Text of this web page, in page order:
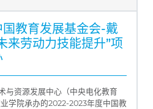
教育发展基金会-戴
来劳动力技能提升”项
与资源发展中心（中央电化教育
学院承办的2022-2023年度中国教